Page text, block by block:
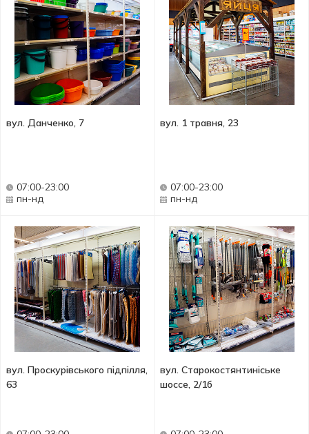
вул. Данченко, 7
07:00-23:00
пн-нд
вул. 1 травня, 23
07:00-23:00
пн-нд
вул. Проскурівського підпілля,
63
вул. Старокостянтиніське
шоссе, 2/1б